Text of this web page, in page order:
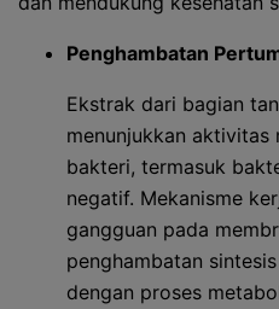
Penghambatan
Ekstrak dari bagian
menunjukkan aktivitas
bakteri, termasuk
negatif. Mekanisme
gangguan pada
penghambatan
dengan proses